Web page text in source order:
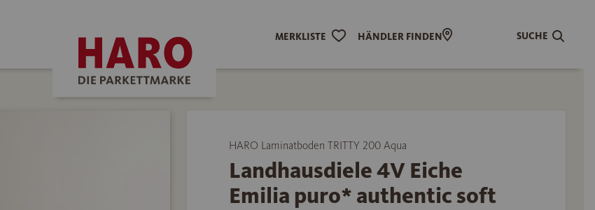
MERKLISTE HÄNDLER FINDEN SUCHE
HARO Laminatboden TRITTY 200 Aqua
Landhausdiele 4V Eiche
Emilia puro* authentic soft